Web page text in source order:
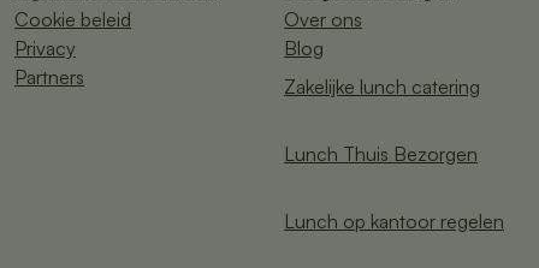
Cookie beleid
Privacy
Partners
Over ons
Blog
Zakelijke lunch catering
Lunch Thuis Bezorgen
Lunch op kantoor regelen